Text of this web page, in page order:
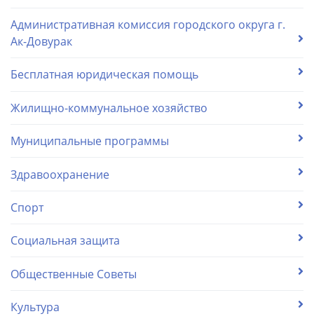
Административная комиссия городского округа г.
Ак-Довурак
Бесплатная юридическая помощь
Жилищно-коммунальное хозяйство
Муниципальные программы
Здравоохранение
Спорт
Социальная защита
Общественные Советы
Культура